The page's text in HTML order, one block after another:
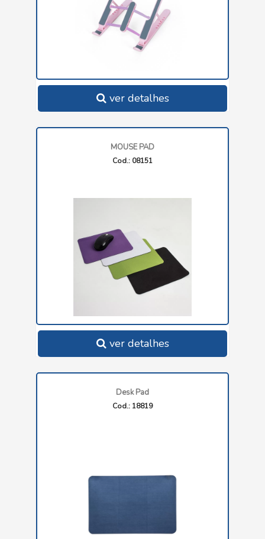
ver detalhes
MOUSE PAD
Cod.: 08151
ver detalhes
Desk Pad
Cod.: 18819